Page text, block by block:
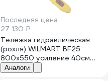
Последняя цена
27 130 ₽
Тележка гидравлическая
(рохля) WILMART BF25
800x550 усиление 40см
желтая HP-30-30CM-
800PUB-Y
Аналоги